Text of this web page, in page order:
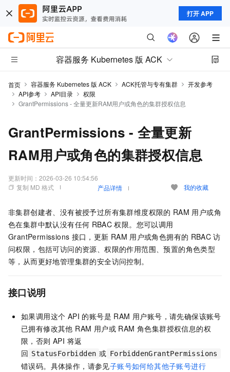
打开 APP
容器服务 Kubernetes 版 ACK
首页 容器服务 Kubernetes 版 ACK ACK托管与专有集群
开发参考
API参考
API目录
权限
GrantPermissions - 全量更新RAM用户或角色的集群授权信息
GrantPermissions - 全量更新
RAM用户或角色的集群授权信息
更新时间： 2026-03-26 10:54:56
复制 MD 格式
产品详情 我的收藏
非集群创建者、没有被授予过所有集群维度权限的 RAM 用户或角
色在集群中默认没有任何 RBAC 权限。您可以调用
GrantPermissions 接口，更新 RAM 用户或角色拥有的 RBAC 访
问权限，包括可访问的资源、权限的作用范围、预置的角色类型
等，从而更好地管理集群的安全访问控制。
接口说明
如果调用这个 API 的账号是 RAM 用户账号，请先确保该账号
已拥有修改其他 RAM 用户或 RAM 角色集群授权信息的权
限，否则 API 将返
回 StatusForbidden 或 ForbiddenGrantPermissions
错误码。具体操作，请参见子账号如何给其他子账号进行